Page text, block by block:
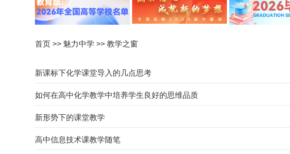
首页 >> 魅力中学 >> 教学之窗
新课标下化学课堂导入的几点思考
如何在高中化学教学中培养学生良好的思维品质
新形势下的课堂教学
高中信息技术课教学随笔